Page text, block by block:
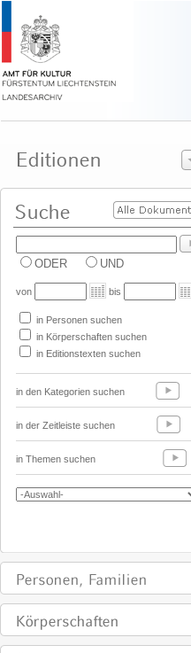
ODER UND
von bis
in Personen suchen
in Körperschaften suchen
in Editionstexten suchen
in den Kategorien suchen
in der Zeitleiste suchen
in Themen suchen